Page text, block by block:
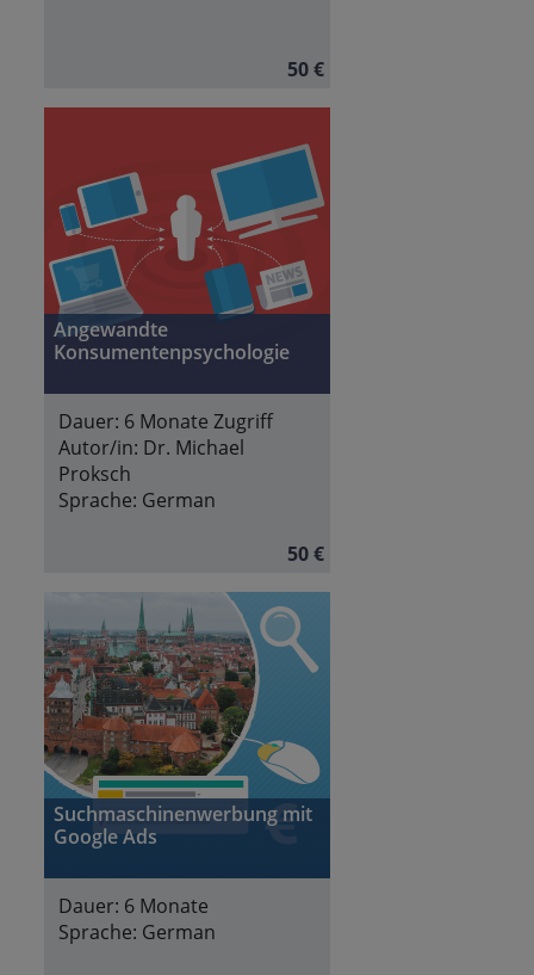
50 €
Angewandte
Konsumentenpsychologie
Dauer: 6 Monate Zugriff
Autor/in: Dr. Michael
Proksch
Sprache: German
50 €
Suchmaschinenwerbung mit
Google Ads
Dauer: 6 Monate
Sprache: German